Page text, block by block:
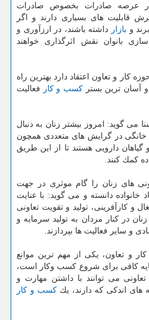
در عرصه صادرات بخصوص صادرات
قابلیت های بسیاری دارند و اگر
و بازار داشته باشند، در ارزآوری و
بانوان نقش اثرگذاری خواهند
كار و تعاون اعتقاد دارد بهترین راه
آسان ترین بستر كسب و كار
فعالیت
می گوید: امروز بیشتر زنان به دنبال
در گرایش های متعددی همچون
دارویی هستند تا از این طریق
كمك كنند.
های زنان را گام موثری در جهت
دانسته و می گوید: با عنایت
و كارآفرینی، تولید و تقویت تعاونی
در كنار مردان به تولید سرمایه و
و سایر فعالیت ها بپردازند.
و تعاون، یكی از مهم ترین موانع
كافی برای شروع كسب وكار است،
تعاونی می توانند با داشتن مهارت و
اندكی كه دارند، یك كسب و كار